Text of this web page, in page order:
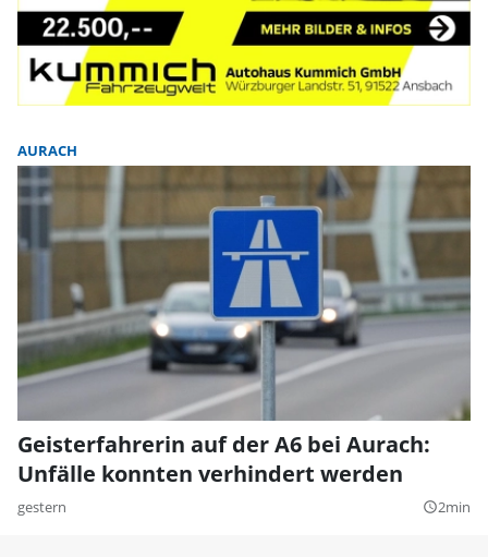
AURACH
Geisterfahrerin auf der A6 bei Aurach:
Unfälle konnten verhindert werden
gestern query_builder2min